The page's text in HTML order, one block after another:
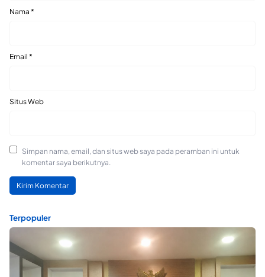
Nama *
Email *
Situs Web
Simpan nama, email, dan situs web saya pada peramban ini untuk
komentar saya berikutnya.
Terpopuler